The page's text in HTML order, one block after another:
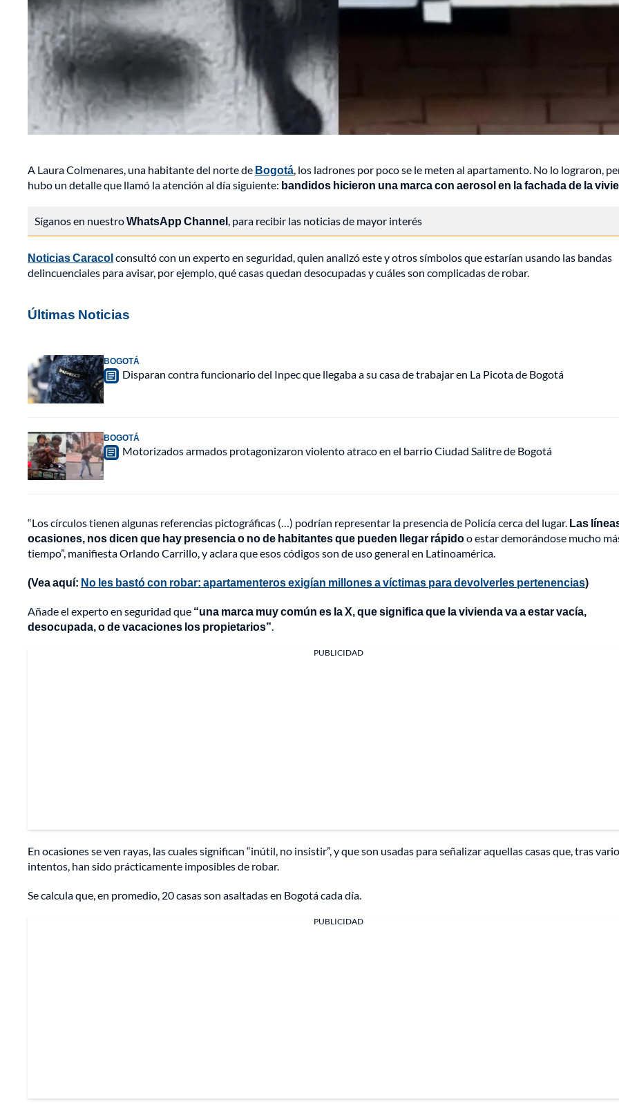
A Laura Colmenares, una habitante del norte de Bogotá, los ladrones por poco se le meten al apartamento. No lo lograron,
hubo un detalle que llamó la atención al día siguiente: bandidos hicieron una marca con aerosol en la fachada de la
Síganos en nuestroWhatsApp Channel, para recibir las noticias de mayor interés
Noticias Caracolconsultó con un experto en seguridad, quien analizó este y otros símbolos que estarían usando las bandas
delincuenciales para avisar, por ejemplo, qué casas quedan desocupadas y cuáles son complicadas de robar.
Últimas Noticias
BOGOTÁ
Disparan contra funcionario del Inpec que llegaba a su casa de trabajar en La Picota de Bogotá
BOGOTÁ
Motorizados armados protagonizaron violento atraco en el barrio Ciudad Salitre de Bogotá
“Los círculos tienen algunas referencias pictográficas (…) podrían representar la presencia de Policía cerca del lugar. Las
ocasiones, nos dicen que hay presencia o no de habitantes que pueden llegar rápidoo estar demorándose mucho
tiempo”, manifiesta Orlando Carrillo, y aclara que esos códigos son de uso general en Latinoamérica.
(Vea aquí: No les bastó con robar: apartamenteros exigían millones a víctimas para devolverles pertenencias)
Añade el experto en seguridad que “una marca muy común es la X, que significa que la vivienda va a estar vacía,
desocupada, o de vacaciones los propietarios”.
PUBLICIDAD
En ocasiones se ven rayas, las cuales significan “inútil, no insistir”, y que son usadas para señalizar aquellas casas que, tras
intentos, han sido prácticamente imposibles de robar.
Se calcula que, en promedio, 20 casas son asaltadas en Bogotá cada día.
PUBLICIDAD